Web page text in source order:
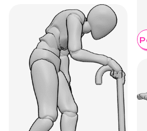
Weitere